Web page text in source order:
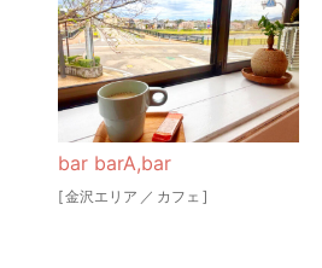
bar barA,bar
[金沢エリア ／ カフェ ]